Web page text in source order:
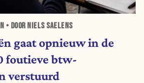
• DOOR NIELS SAELENS
gaat opnieuw in de
foutieve btw-
verstuurd